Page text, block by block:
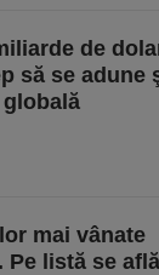
de
să se adune
mai vânate
Pe listă se află